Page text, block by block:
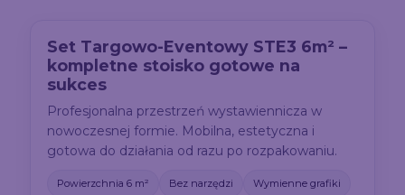
Set Targowo-Eventowy STE3 6m² –
kompletne stoisko gotowe na
sukces
Profesjonalna przestrzeń wystawiennicza w
nowoczesnej formie. Mobilna, estetyczna i
gotowa do działania od razu po rozpakowaniu.
Powierzchnia 6 m² Bez narzędzi Wymienne grafiki